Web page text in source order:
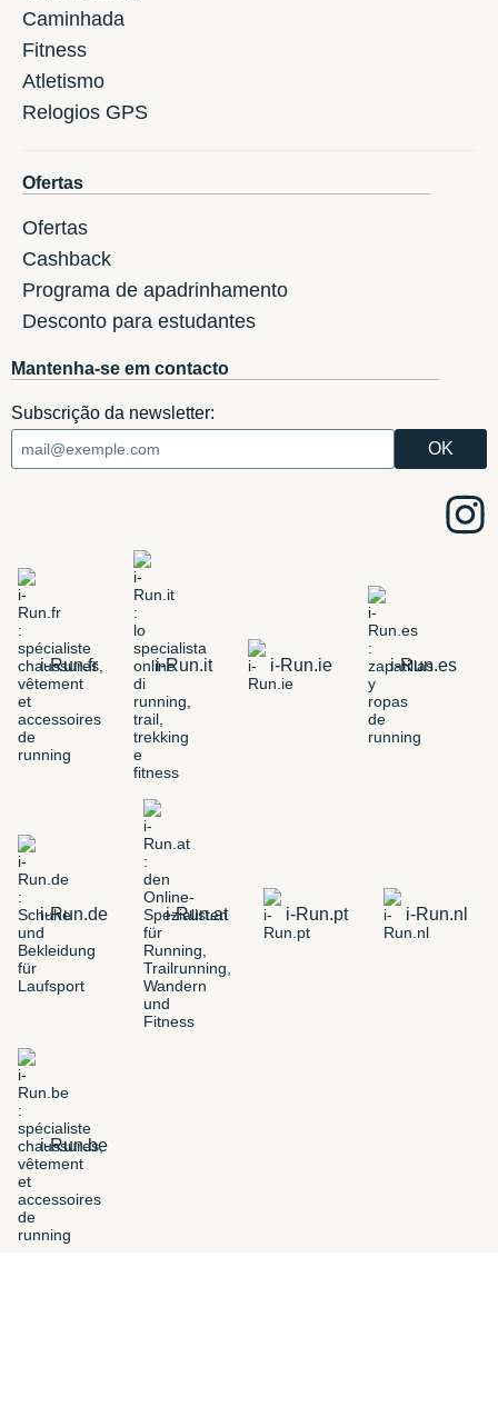
Caminhada
Fitness
Atletismo
Relogios GPS
Ofertas
Ofertas
Cashback
Programa de apadrinhamento
Desconto para estudantes
Mantenha-se em contacto
Subscrição da newsletter:
i-Run.fr i-Run.it i-Run.ie i-Run.es
i-Run.de i-Run.at i-Run.pt i-Run.nl
i-Run.be